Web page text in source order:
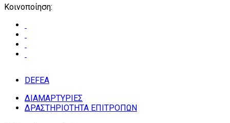
Κοινοποίηση:
DEFEA
ΔΙΑΜΑΡΤΥΡΙΕΣ
ΔΡΑΣΤΗΡΙΟΤΗΤΑ ΕΠΙΤΡΟΠΩΝ